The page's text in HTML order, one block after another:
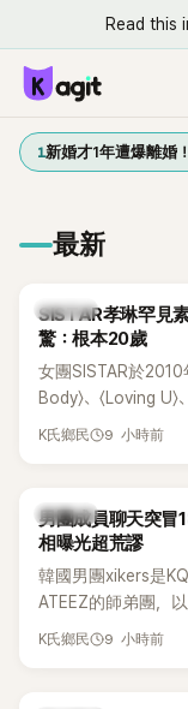
Read this
1新婚才1年遭爆離婚
最新
K-POP
SISTAR孝琳罕見
驚：根本20歲
女團SISTAR於
Body〉、〈Loving U
獲封「夏日女王」
不僅展現兩人多年
樣，也意外掀起網
K氏鄉民 9 小時前
K-POP
男團成員聊天突冒
相曝光超荒謬
韓國男團xikers是
ATEEZ的師弟團，
Hop風格聞名，出
K氏鄉民 9 小時前